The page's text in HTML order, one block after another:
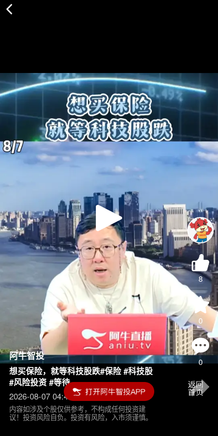
Play
Video
8
0
0
阿牛智投
想买保险，就等科技股跌#保险 #科技股
#风险投资 #等待
2026-08-07 04:45
内容如涉及个股仅供参考，不构成任何投资建
议！投资风险自负。投资有风险，入市须谨慎。